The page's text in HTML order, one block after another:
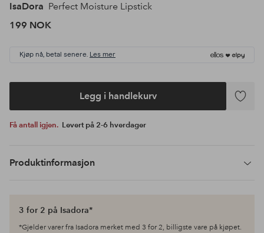
IsaDora Perfect Moisture Lipstick
199 NOK
Kjøp nå, betal senere. Les mer
Legg i handlekurv
Legg
Få antall igjen. Levert på 2-6 hverdager
Produktinformasjon
3 for 2 på Isadora*
*Gjelder varer fra Isadora merket med 3 for 2, billigste vare på kjøpet.